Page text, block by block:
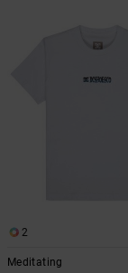
2
Meditating